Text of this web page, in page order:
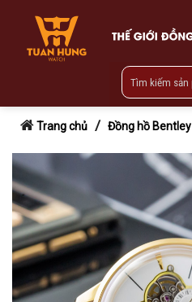
content
Trang chủ / Đồng hồ Bentley